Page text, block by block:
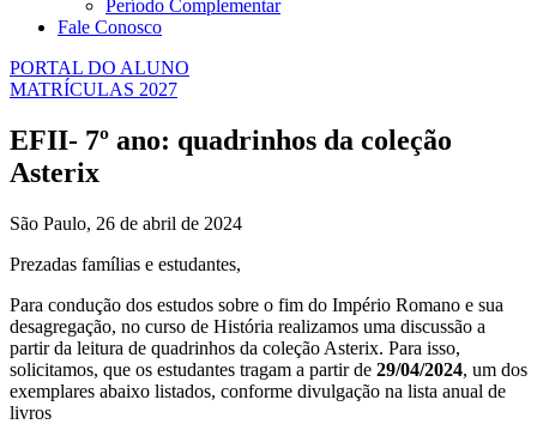
Período Complementar
Fale Conosco
PORTAL DO ALUNO
MATRÍCULAS 2027
EFII- 7º ano: quadrinhos da coleção
Asterix
São Paulo, 26 de abril de 2024
Prezadas famílias e estudantes,
Para condução dos estudos sobre o fim do Império Romano e sua
desagregação, no curso de História realizamos uma discussão a
partir da leitura de quadrinhos da coleção Asterix. Para isso,
solicitamos, que os estudantes tragam a partir de 29/04/2024, um dos
exemplares abaixo listados, conforme divulgação na lista anual de
livros